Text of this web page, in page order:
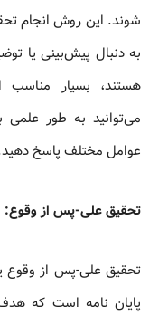
شوند. این روش انجام
به دنبال پیش‌بینی یا
هستند، بسیار
می‌توانید به‌ طور علمی
عوامل مختلف پاسخ
تحقیق علی-پس از وقوع:
تحقیق علی-پس از وقوع
پایان نامه است که